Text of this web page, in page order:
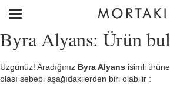
Byra Alyans: Ürün
Üzgünüz! Aradığınız Byra Alyans isimli
olası sebebi aşağıdakilerden biri olabilir :